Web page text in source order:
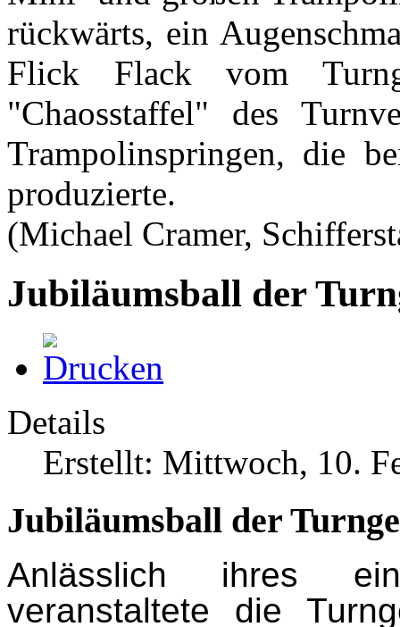
rückwärts, ein
Flick Flack vom
"Chaosstaffel" des
Trampolinspringen, die
produzierte.
(Michael Cramer,
Jubiläumsball der
Details
Erstellt: Mittwoch, 10.
Jubiläumsball der
Anlässlich ihres
veranstaltete die